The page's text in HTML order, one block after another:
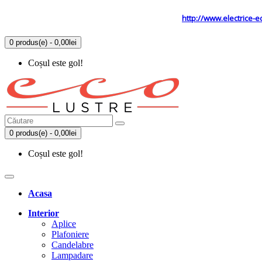
http://www.electrice-
0 produs(e) - 0,00lei
Coșul este gol!
0 produs(e) - 0,00lei
Coșul este gol!
Acasa
Interior
Aplice
Plafoniere
Candelabre
Lampadare